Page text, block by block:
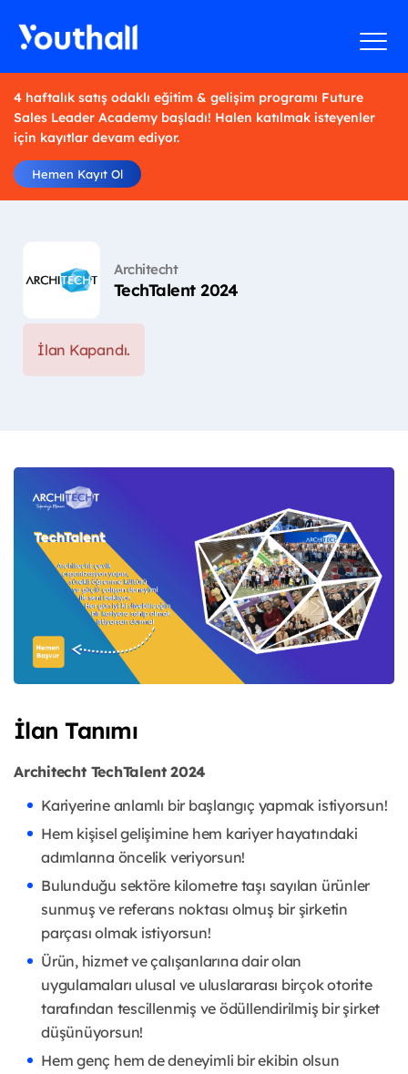
4 haftalık satış odaklı eğitim & gelişim programı Future
Sales Leader Academy başladı! Halen katılmak isteyenler
için kayıtlar devam ediyor.
Hemen Kayıt Ol
Architecht
TechTalent 2024
İlan Kapandı.
İlan Tanımı
Architecht TechTalent 2024
Kariyerine anlamlı bir başlangıç yapmak istiyorsun!
Hem kişisel gelişimine hem kariyer hayatındaki
adımlarına öncelik veriyorsun!
Bulunduğu sektöre kilometre taşı sayılan ürünler
sunmuş ve referans noktası olmuş bir şirketin
parçası olmak istiyorsun!
Ürün, hizmet ve çalışanlarına dair olan
uygulamaları ulusal ve uluslararası birçok otorite
tarafından tescillenmiş ve ödüllendirilmiş bir şirket
düşünüyorsun!
Hem genç hem de deneyimli bir ekibin olsun